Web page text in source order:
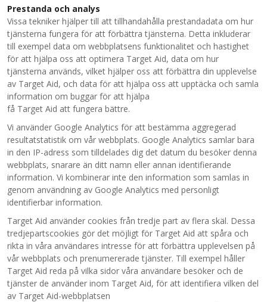
Prestanda och analys
Vissa tekniker hjälper till att tillhandahålla prestandadata om hur
tjänsterna fungera för att förbättra tjänsterna. Detta inkluderar
till exempel data om webbplatsens funktionalitet och hastighet
för att hjälpa oss att optimera Target Aid, data om hur
tjänsterna används, vilket hjälper oss att förbättra din upplevelse
av Target Aid, och data för att hjälpa oss att upptäcka och samla
information om buggar för att hjälpa
få Target Aid att fungera bättre.
Vi använder Google Analytics för att bestämma aggregerad
resultatstatistik om vår webbplats. Google Analytics samlar bara
in den IP-adress som tilldelades dig det datum du besöker denna
webbplats, snarare än ditt namn eller annan identifierande
information. Vi kombinerar inte den information som samlas in
genom användning av Google Analytics med personligt
identifierbar information.
Target Aid använder cookies från tredje part av flera skäl. Dessa
tredjepartscookies gör det möjligt för Target Aid att spåra och
rikta in våra användares intresse för att förbättra upplevelsen på
vår webbplats och prenumererade tjänster. Till exempel håller
Target Aid reda på vilka sidor våra användare besöker och de
tjänster de använder inom Target Aid, för att identifiera vilken del
av Target Aid-webbplatsen